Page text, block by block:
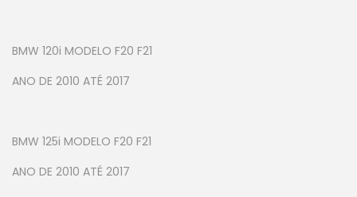
BMW 120i MODELO F20 F21
ANO DE 2010 ATÉ 2017
BMW 125i MODELO F20 F21
ANO DE 2010 ATÉ 2017